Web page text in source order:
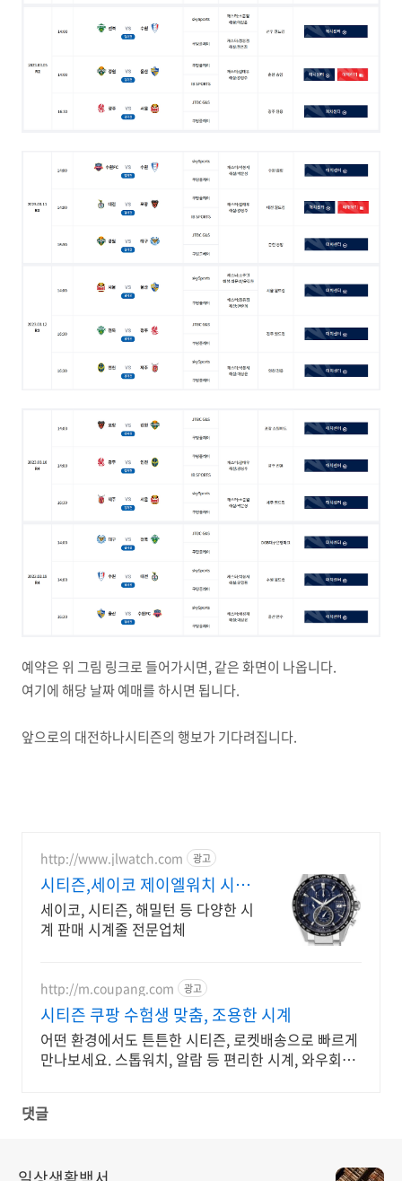
예약은 위 그림 링크로 들어가시면, 같은 화면이 나옵니다.
여기에 해당 날짜 예매를 하시면 됩니다.
앞으로의 대전하나시티즌의 행보가 기다려집니다.
http://www.jlwatch.com 광고
시티즌,세이코 제이엘워치 시계
용품 상시 할인!
세이코, 시티즌, 해밀턴 등 다양한 시
계 판매 시계줄 전문업체
http://m.coupang.com 광고
시티즌 쿠팡 수험생 맞춤, 조용한 시계
어떤 환경에서도 튼튼한 시티즌, 로켓배송으로 빠르게
만나보세요. 스톱워치, 알람 등 편리한 시계, 와우회원
댓글